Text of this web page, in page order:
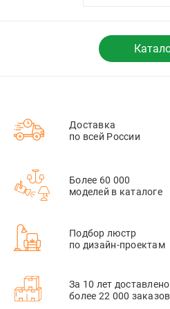
DB, DE22937
Доставка
по всей России
Более 60 000
моделей в каталоге
Подбор люстр
по дизайн-проектам
За 10 лет доставлено
более 22 000 заказов